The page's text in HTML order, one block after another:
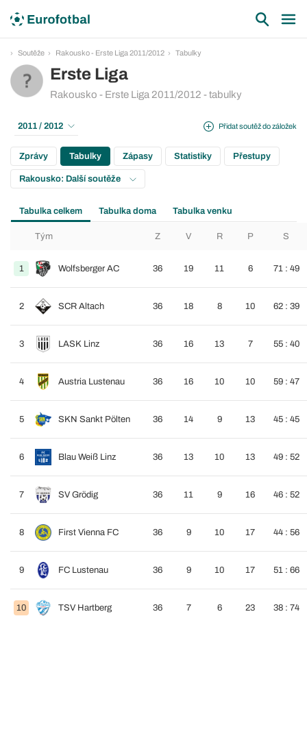
Soutěže Rakousko - Erste Liga 2011/2012 Tabulky
Erste Liga
Rakousko - Erste Liga 2011/2012 - tabulky
Přidat soutěž do záložek
2011 / 2012
Zprávy Tabulky Zápasy Statistiky Přestupy
Rakousko: Další soutěže
Tabulka celkem Tabulka doma Tabulka venku
Tým Z V R P S
1 Wolfsberger AC 36 19 11 6 71 : 49
2 SCR Altach 36 18 8 10 62 : 39
3 LASK Linz 36 16 13 7 55 : 40
4 Austria Lustenau 36 16 10 10 59 : 47
5 SKN Sankt Pölten 36 14 9 13 45 : 45
6 Blau Weiß Linz 36 13 10 13 49 : 52
7 SV Grödig 36 11 9 16 46 : 52
8 First Vienna FC 36 9 10 17 44 : 56
9 FC Lustenau 36 9 10 17 51 : 66
10 TSV Hartberg 36 7 6 23 38 : 74